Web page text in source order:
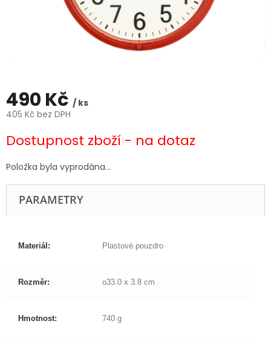
490 Kč / ks
405 Kč bez DPH
cena:
Dostupnost zboží - na dotaz
Položka byla vyprodána…
PARAMETRY
Materiál: Plastové pouzdro
Rozměr: o33.0 x 3.8 cm
Hmotnost: 740 g